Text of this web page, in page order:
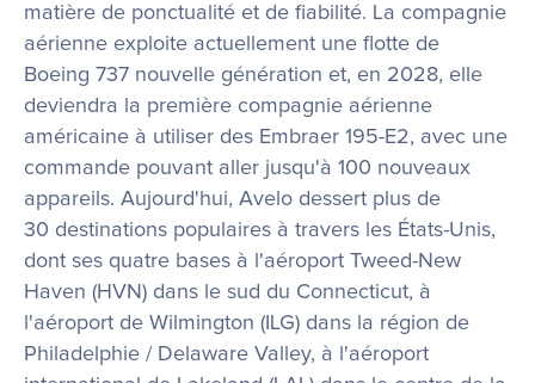
matière de ponctualité et de fiabilité. La compagnie
aérienne exploite actuellement une flotte de
Boeing 737 nouvelle génération et, en 2028, elle
deviendra la première compagnie aérienne
américaine à utiliser des Embraer 195-E2, avec une
commande pouvant aller jusqu'à 100 nouveaux
appareils. Aujourd'hui, Avelo dessert plus de
30 destinations populaires à travers les États-Unis,
dont ses quatre bases à l'aéroport Tweed-New
Haven (HVN) dans le sud du Connecticut, à
l'aéroport de Wilmington (ILG) dans la région de
Philadelphie / Delaware Valley, à l'aéroport